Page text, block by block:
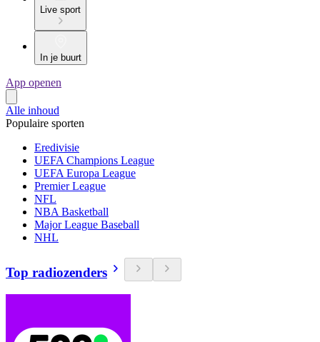
Live sport
In je buurt
App openen
Alle inhoud
Populaire sporten
Eredivisie
UEFA Champions League
UEFA Europa League
Premier League
NFL
NBA Basketball
Major League Baseball
NHL
Top radiozenders